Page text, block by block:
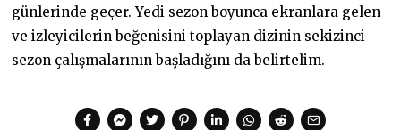
günlerinde geçer. Yedi sezon boyunca ekranlara gelen
ve izleyicilerin beğenisini toplayan dizinin sekizinci
sezon çalışmalarının başladığını da belirtelim.